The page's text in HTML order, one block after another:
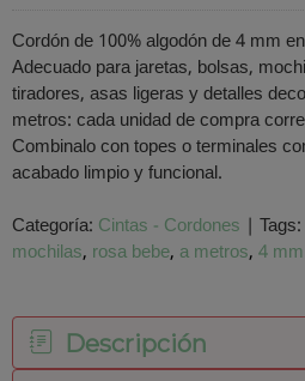
Cordón de 100% algodón de 4 mm
Adecuado para jaretas, bolsas,
tiradores, asas ligeras y detalles
metros: cada unidad de compra
Combinalo con topes o terminales
acabado limpio y funcional.
Categoría: Cintas - Cordones | Tags:
mochilas rosa bebe a metros 4 mm
Descripción